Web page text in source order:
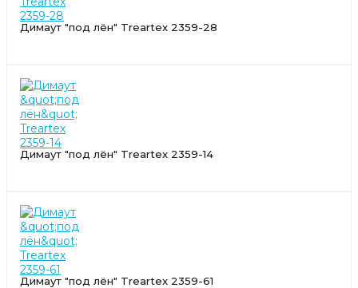
Димаут "под лён" Treartex 2359-28
Димаут "под лён" Treartex 2359-14
Димаут "под лён" Treartex 2359-61